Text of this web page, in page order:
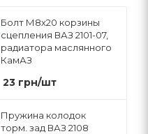
Болт М8х20 корзины
сцепления ВАЗ 2101-07,
радиатора маслянного
КамАЗ
23 грн/шт
Пружина колодок
торм. зад ВАЗ 2108